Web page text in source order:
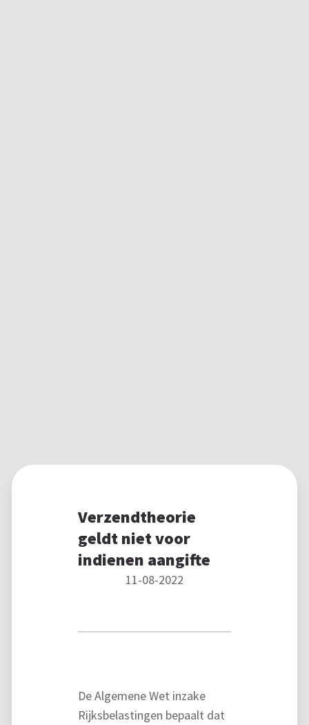
Verzendtheorie
geldt niet voor
indienen aangifte
11-08-2022
De Algemene Wet inzake
Rijksbelastingen bepaalt dat